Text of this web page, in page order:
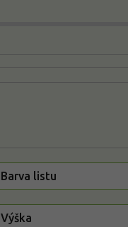
Barva listu
Výška